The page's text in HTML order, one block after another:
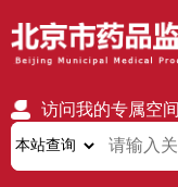
访问我的专属空间
无障碍 繁